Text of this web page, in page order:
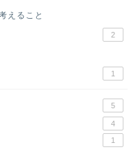
えること
2
1
5
4
1